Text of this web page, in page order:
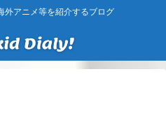
外アニメ等を紹介するブログ